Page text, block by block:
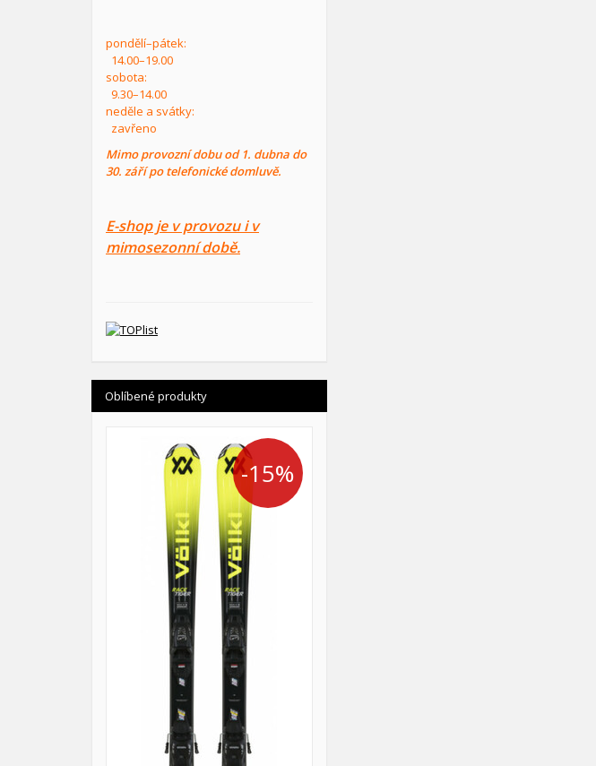
pondělí–pátek:
14.00–19.00
sobota:
9.30–14.00
neděle a svátky:
zavřeno
Mimo provozní dobu od 1. dubna do
30. září po telefonické domluvě.
E-shop je v provozu i v
mimosezonní době.
Oblíbené produkty
-15%